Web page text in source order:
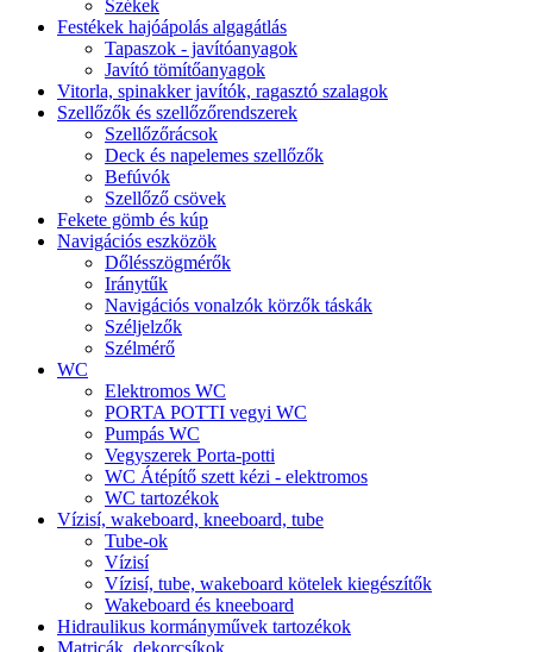
Székek
Festékek hajóápolás algagátlás
Tapaszok - javítóanyagok
Javító tömítőanyagok
Vitorla, spinakker javítók, ragasztó szalagok
Szellőzők és szellőzőrendszerek
Szellőzőrácsok
Deck és napelemes szellőzők
Befúvók
Szellőző csövek
Fekete gömb és kúp
Navigációs eszközök
Dőlésszögmérők
Iránytűk
Navigációs vonalzók körzők táskák
Széljelzők
Szélmérő
WC
Elektromos WC
PORTA POTTI vegyi WC
Pumpás WC
Vegyszerek Porta-potti
WC Átépítő szett kézi - elektromos
WC tartozékok
Vízisí, wakeboard, kneeboard, tube
Tube-ok
Vízisí
Vízisí, tube, wakeboard kötelek kiegészítők
Wakeboard és kneeboard
Hidraulikus kormányművek tartozékok
Matricák, dekorcsíkok